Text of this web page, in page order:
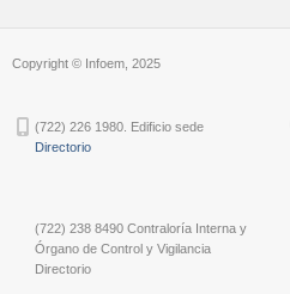
Copyright © Infoem, 2025
(722) 226 1980. Edificio sede
Directorio
(722) 238 8490 Contraloría Interna y
Órgano de Control y Vigilancia
Directorio